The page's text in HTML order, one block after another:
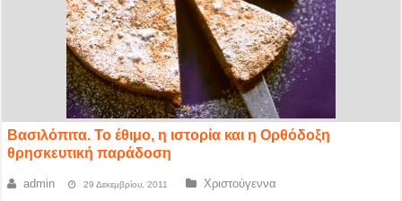
Βασιλόπιτα. Το έθιμο, η ιστορία και η Ορθόδοξη
θρησκευτική παράδοση
admin 29 Δεκεμβρίου, 2011 Χριστούγεννα